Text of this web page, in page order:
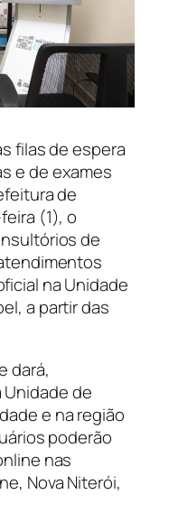
filas de espera
e de exames
de
(1), o
de
na Unidade
a partir das
dará,
de
e na região
poderão
nas
Nova Niterói,